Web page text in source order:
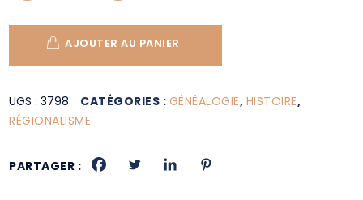
AJOUTER AU PANIER
UGS :3798 CATÉGORIES : GÉNÉALOGIE, HISTOIRE,
RÉGIONALISME
PARTAGER :